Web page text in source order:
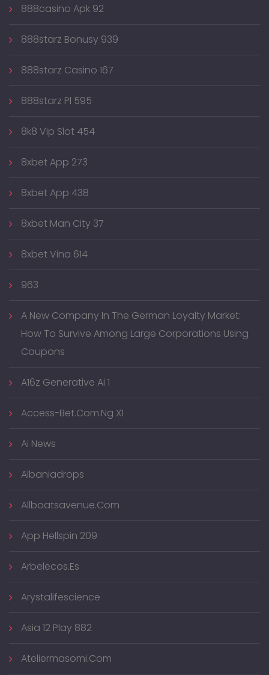
888casino Apk 92
888starz Bonusy 939
888starz Casino 167
888starz Pl 595
8k8 Vip Slot 454
8xbet App 273
8xbet App 438
8xbet Man City 37
8xbet Vina 614
963
A New Company In The German Loyalty Market:
How To Survive Among Large Corporations Using
Coupons
A16z Generative Ai 1
Access-Bet.com.ng X1
Ai News
Albaniadrops
Allboatsavenue.com
App Hellspin 209
Arbelecos.es
Arystalifescience
Asia 12 Play 882
Ateliermasomi.com